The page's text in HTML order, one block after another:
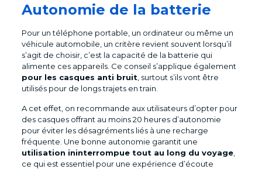
Autonomie de la batterie
Pour un téléphone portable, un ordinateur ou même un
véhicule automobile, un critère revient souvent lorsqu’il
s’agit de choisir, c’est la capacité de la batterie qui
alimente ces appareils. Ce conseil s’applique également
pour les casques anti bruit, surtout s’ils vont être
utilisés pour de longs trajets en train.
A cet effet, on recommande aux utilisateurs d’opter pour
des casques offrant au moins 20 heures d’autonomie
pour éviter les désagréments liés à une recharge
fréquente. Une bonne autonomie garantit une
utilisation ininterrompue tout au long du voyage,
ce qui est essentiel pour une expérience d’écoute